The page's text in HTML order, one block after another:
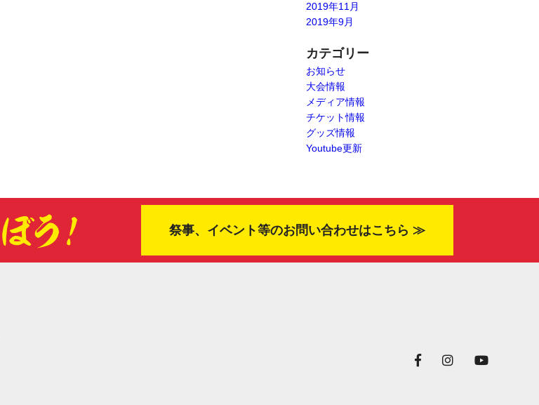
2019年11月
2019年9月
カテゴリー
お知らせ
大会情報
メディア情報
チケット情報
グッズ情報
Youtube更新
祭事、イベント等のお問い合わせはこちら ≫